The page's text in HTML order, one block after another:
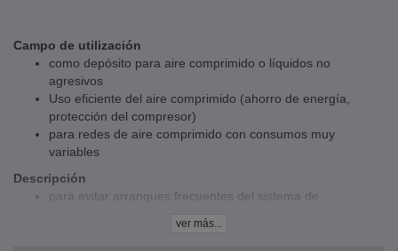
Campo de utilización
como depósito para aire comprimido o líquidos no
agresivos
Uso eficiente del aire comprimido (ahorro de energía,
protección del compresor)
para redes de aire comprimido con consumos muy
variables
Descripción
para evitar arranques frecuentes del sistema de
alta demanda a corto plazo
ver más...